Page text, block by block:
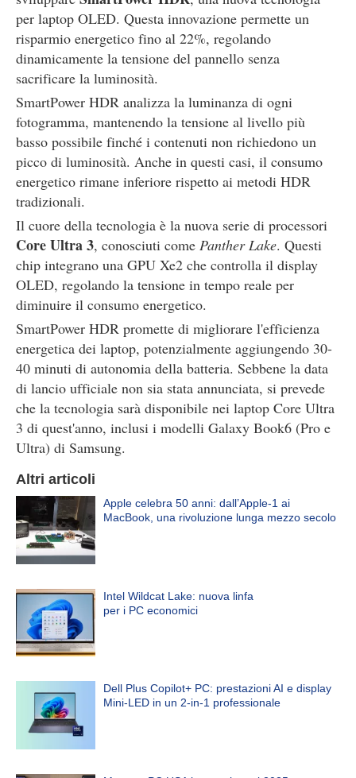
per laptop OLED. Questa innovazione permette un
risparmio energetico fino al 22%, regolando
dinamicamente la tensione del pannello senza
sacrificare la luminosità.
SmartPower HDR analizza la luminanza di ogni
fotogramma, mantenendo la tensione al livello più
basso possibile finché i contenuti non richiedono un
picco di luminosità. Anche in questi casi, il consumo
energetico rimane inferiore rispetto ai metodi HDR
tradizionali.
Il cuore della tecnologia è la nuova serie di processori
Core Ultra 3, conosciuti come Panther Lake. Questi
chip integrano una GPU Xe2 che controlla il display
OLED, regolando la tensione in tempo reale per
diminuire il consumo energetico.
SmartPower HDR promette di migliorare l'efficienza
energetica dei laptop, potenzialmente aggiungendo 30-
40 minuti di autonomia della batteria. Sebbene la data
di lancio ufficiale non sia stata annunciata, si prevede
che la tecnologia sarà disponibile nei laptop Core Ultra
3 di quest'anno, inclusi i modelli Galaxy Book6 (Pro e
Ultra) di Samsung.
Altri articoli
Apple celebra 50 anni: dall’Apple-1 ai
MacBook, una rivoluzione lunga mezzo secolo
Intel Wildcat Lake: nuova linfa
per i PC economici
Dell Plus Copilot+ PC: prestazioni AI e display
Mini-LED in un 2-in-1 professionale